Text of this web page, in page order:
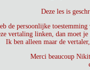
Deze les is
de persoonlijke
vertaling linken, dan moet
Ik ben alleen maar de
Merci beaucoup